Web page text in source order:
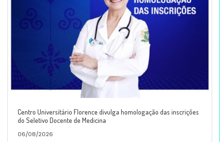
Centro Universitário Florence divulga homologação das inscrições
do Seletivo Docente de Medicina
06/08/2026